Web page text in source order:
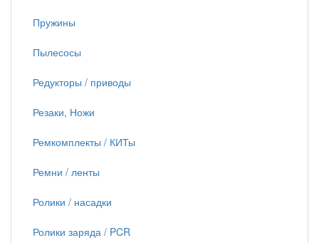
Пружины
Пылесосы
Редукторы / приводы
Резаки, Ножи
Ремкомплекты / КИТы
Ремни / ленты
Ролики / насадки
Ролики заряда / PCR